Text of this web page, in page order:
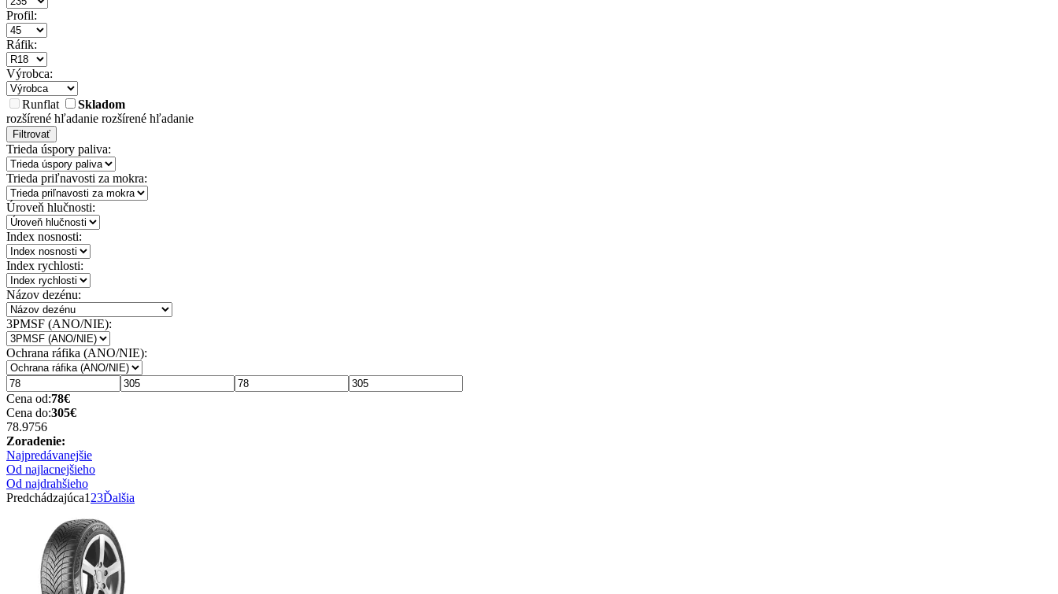
Profil:
Ráfik:
Výrobca:
Runflat
Skladom
rozšírené hľadanie rozšírené hľadanie
Filtrovať
Trieda úspory paliva:
Trieda priľnavosti za mokra:
Úroveň hlučnosti:
Index nosnosti:
Index rychlosti:
Názov dezénu:
3PMSF (ANO/NIE):
Ochrana ráfika (ANO/NIE):
Cena od:78€
Cena do:305€
78.9756
Zoradenie:
Najpredávanejšie
Od najlacnejšieho
Od najdrahšieho
Predchádzajúca1 23Ďalšia